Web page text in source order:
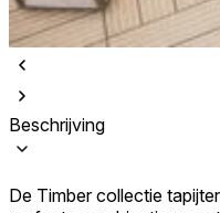
Beschrijving
De Timber collectie